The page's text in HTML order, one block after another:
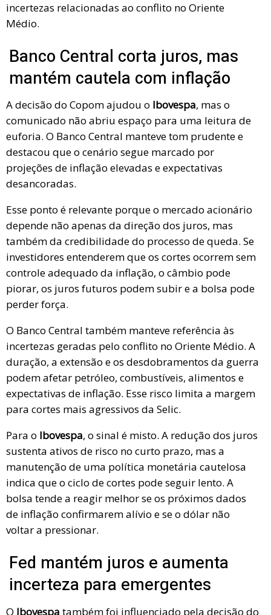
incertezas relacionadas ao conflito no Oriente
Médio.
Banco Central corta juros, mas
mantém cautela com inflação
A decisão do Copom ajudou o Ibovespa, mas o
comunicado não abriu espaço para uma leitura de
euforia. O Banco Central manteve tom prudente e
destacou que o cenário segue marcado por
projeções de inflação elevadas e expectativas
desancoradas.
Esse ponto é relevante porque o mercado acionário
depende não apenas da direção dos juros, mas
também da credibilidade do processo de queda. Se
investidores entenderem que os cortes ocorrem sem
controle adequado da inflação, o câmbio pode
piorar, os juros futuros podem subir e a bolsa pode
perder força.
O Banco Central também manteve referência às
incertezas geradas pelo conflito no Oriente Médio. A
duração, a extensão e os desdobramentos da guerra
podem afetar petróleo, combustíveis, alimentos e
expectativas de inflação. Esse risco limita a margem
para cortes mais agressivos da Selic.
Para o Ibovespa, o sinal é misto. A redução dos juros
sustenta ativos de risco no curto prazo, mas a
manutenção de uma política monetária cautelosa
indica que o ciclo de cortes pode seguir lento. A
bolsa tende a reagir melhor se os próximos dados
de inflação confirmarem alívio e se o dólar não
voltar a pressionar.
Fed mantém juros e aumenta
incerteza para emergentes
O Ibovespa também foi influenciado pela decisão do